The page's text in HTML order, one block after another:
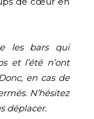
les bars qui
et l’été n’ont
en cas de
N’hésitez
déplacer.